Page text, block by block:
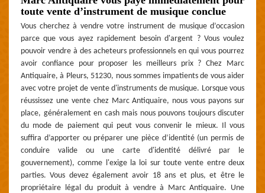
toute vente d’instrument de musique conclue
Vous cherchez à vendre votre instrument de musique d’occasion
parce que vous ayez rapidement besoin d'argent ? Vous voulez
pouvoir vendre à des acheteurs professionnels en qui vous pourrez
avoir confiance pour proposer les meilleurs prix ? Chez Marc
Antiquaire, à Pleurs, 51230, nous sommes impatients de vous aider
avec votre projet de vente d'instruments de musique. Lorsque vous
réussissez une vente chez Marc Antiquaire, nous vous payons sur
place, généralement en cash mais nous pouvons toujours discuter
du mode de paiement qui peut vous convenir le mieux. Il vous
suffira d’apporter ou préparer une pièce d’identité (un permis de
conduire valide ou une carte d'identité délivré par le
gouvernement), comme l'exige la loi sur toute vente entre deux
parties. Vous devez également avoir 18 ans et plus, et être le
propriétaire légal du produit à vendre à Marc Antiquaire. Une